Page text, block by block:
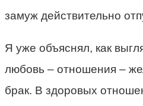
замуж действительно
Я уже объяснял, как
любовь – отношения –
брак. В здоровых